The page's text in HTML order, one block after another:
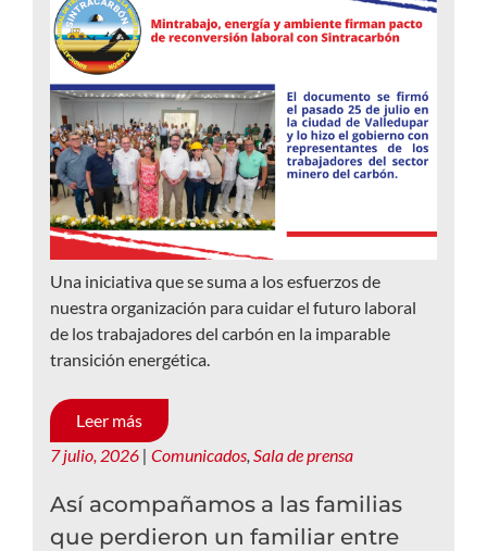
Una iniciativa que se suma a los esfuerzos de
nuestra organización para cuidar el futuro laboral
de los trabajadores del carbón en la imparable
transición energética.
Leer más
7 julio, 2026 | Comunicados, Sala de prensa
Así acompañamos a las familias
que perdieron un familiar entre